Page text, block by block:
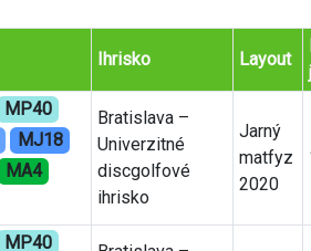
Ihrisko Layout
MP40
MJ18
MA4
Bratislava –
Univerzitné
discgolfové
ihrisko
Jarný
matfyz
2020
MP40